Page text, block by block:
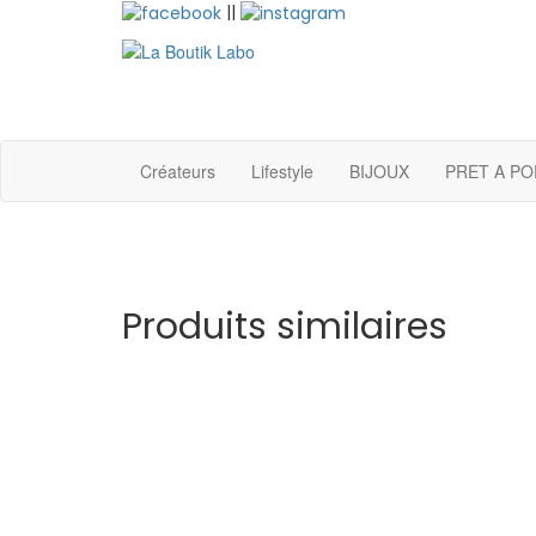
||
Créateurs Lifestyle BIJOUX PRET A
Produits similaires